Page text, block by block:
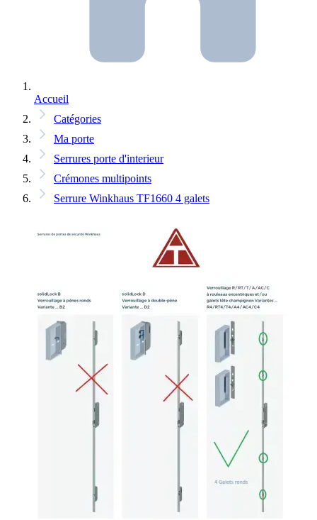
Accueil
Catégories
Ma porte
Serrures porte d'interieur
Crémones multipoints
Serrure Winkhaus TF1660 4 galets